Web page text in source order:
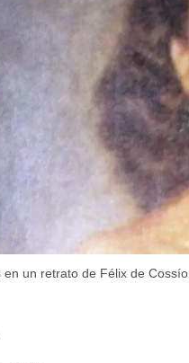
un retrato de Félix de Cossío.